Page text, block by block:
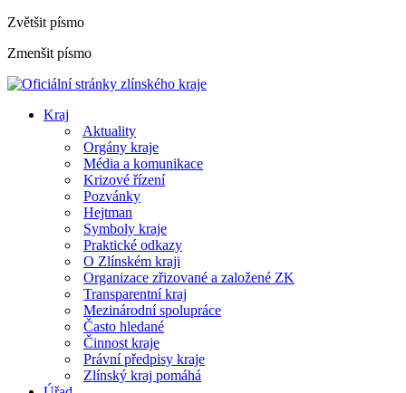
Zvětšit písmo
Zmenšit písmo
Kraj
Aktuality
Orgány kraje
Média a komunikace
Krizové řízení
Pozvánky
Hejtman
Symboly kraje
Praktické odkazy
O Zlínském kraji
Organizace zřizované a založené ZK
Transparentní kraj
Mezinárodní spolupráce
Často hledané
Činnost kraje
Právní předpisy kraje
Zlínský kraj pomáhá